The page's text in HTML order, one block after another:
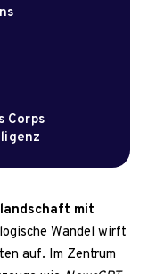
Corps
mit
Wandel wirft
auf. Im Zentrum